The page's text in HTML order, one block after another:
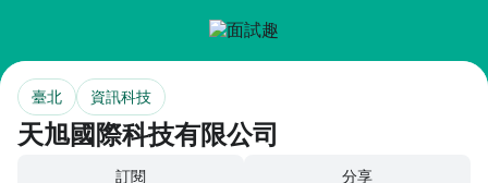
天旭國際科技有限公司
臺北 資訊科技
訂閱 分享